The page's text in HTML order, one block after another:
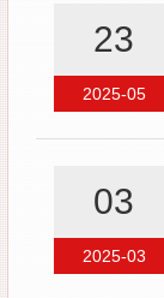
2025-05
23
2025-03
03